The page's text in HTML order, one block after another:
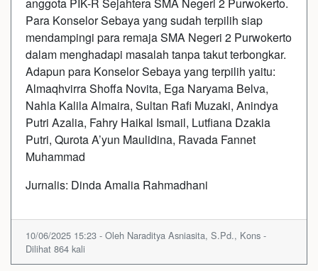
Para Konselor Sebaya yang sudah terpilih siap
mendampingi para remaja SMA Negeri 2 Purwokerto
dalam menghadapi masalah tanpa takut terbongkar.
Adapun para Konselor Sebaya yang terpilih yaitu:
Almaqhvirra Shoffa Novita, Ega Naryama Belva,
Nahla Kalila Almaira, Sultan Rafi Muzaki, Anindya
Putri Azalia, Fahry Haikal Ismail, Lutfiana Dzakia
Putri, Qurota A’yun Maulidina, Ravada Fannet
Muhammad
Jurnalis: Dinda Amalia Rahmadhani
10/06/2025 15:23 - Oleh Naraditya Asniasita, S.Pd., Kons -
Dilihat 864 kali